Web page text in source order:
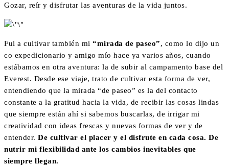
Gozar, reír y disfrutar las aventuras de la vida juntos.
Fui a cultivar también mi “mirada de paseo”, como lo dijo un
co expedicionario y amigo mío hace ya varios años, cuando
estábamos en otra aventura: la de subir al campamento base del
Everest. Desde ese viaje, trato de cultivar esta forma de ver,
entendiendo que la mirada “de paseo” es la del contacto
constante a la gratitud hacia la vida, de recibir las cosas lindas
que siempre están ahí si sabemos buscarlas, de irrigar mi
creatividad con ideas frescas y nuevas formas de ver y de
entender. De cultivar el placer y el disfrute en cada cosa. De
nutrir mi flexibilidad ante los cambios inevitables que
siempre llegan.